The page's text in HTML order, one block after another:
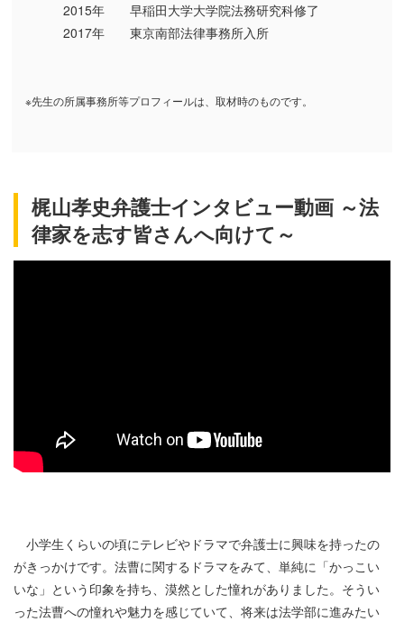
2015年 早稲田大学大学院法務研究科修了
2017年 東京南部法律事務所入所
※先生の所属事務所等プロフィールは、取材時のものです。
梶山孝史弁護士インタビュー動画 ～法
律家を志す皆さんへ向けて～
小学生くらいの頃にテレビやドラマで弁護士に興味を持ったの
がきっかけです。法曹に関するドラマをみて、単純に「かっこい
いな」という印象を持ち、漠然とした憧れがありました。そうい
った法曹への憧れや魅力を感じていて、将来は法学部に進みたい